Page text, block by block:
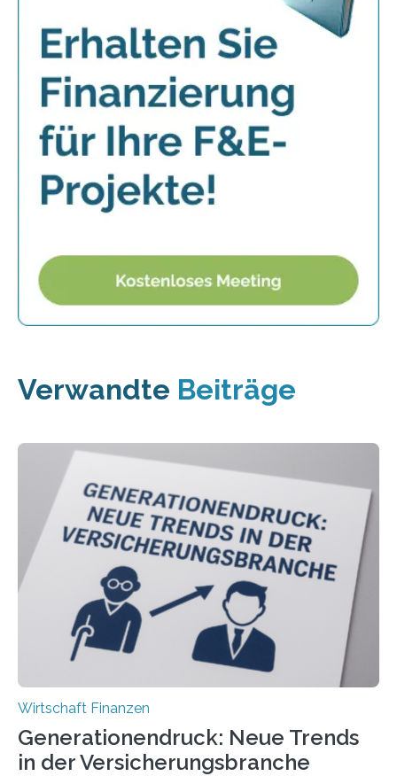
Verwandte Beiträge
Wirtschaft Finanzen
Generationendruck: Neue Trends
in der Versicherungsbranche